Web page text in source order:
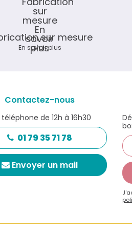
sur mesure
En savoir plus
Contactez-nous
téléphone de 12h à 16h30
01 79 35 71 78
Envoyer un mail